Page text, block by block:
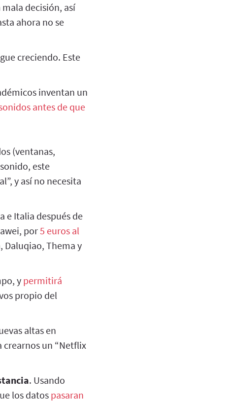
decisión, así
ahora no se
creciendo. Este
inventan un
antes de que
(ventanas,
este
y así no necesita
e Italia después de
por5 euros al
Daluqiao, Thema y
y permitirá
propio del
altas en
un “Netflix
. Usando
los datos pasaran